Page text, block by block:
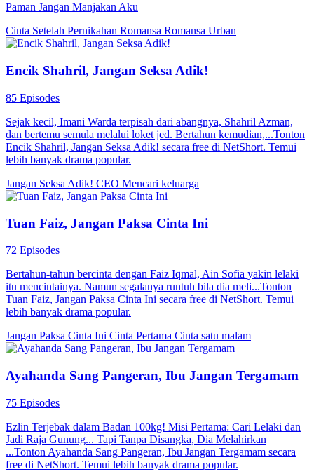
Paman Jangan Manjakan Aku
Cinta Setelah Pernikahan Romansa Romansa Urban
Encik Shahril, Jangan Seksa Adik!
85 Episodes
Sejak kecil, Imani Warda terpisah dari abangnya, Shahril Azman,
dan bertemu semula melalui loket jed. Bertahun kemudian,...Tonton
Encik Shahril, Jangan Seksa Adik! secara free di NetShort. Temui
lebih banyak drama popular.
Jangan Seksa Adik! CEO Mencari keluarga
Tuan Faiz, Jangan Paksa Cinta Ini
72 Episodes
Bertahun-tahun bercinta dengan Faiz Iqmal, Ain Sofia yakin lelaki
itu mencintainya. Namun segalanya runtuh bila dia meli...Tonton
Tuan Faiz, Jangan Paksa Cinta Ini secara free di NetShort. Temui
lebih banyak drama popular.
Jangan Paksa Cinta Ini Cinta Pertama Cinta satu malam
Ayahanda Sang Pangeran, Ibu Jangan Tergamam
75 Episodes
Ezlin Terjebak dalam Badan 100kg! Misi Pertama: Cari Lelaki dan
Jadi Raja Gunung... Tapi Tanpa Disangka, Dia Melahirkan
...Tonton Ayahanda Sang Pangeran, Ibu Jangan Tergamam secara
free di NetShort. Temui lebih banyak drama popular.